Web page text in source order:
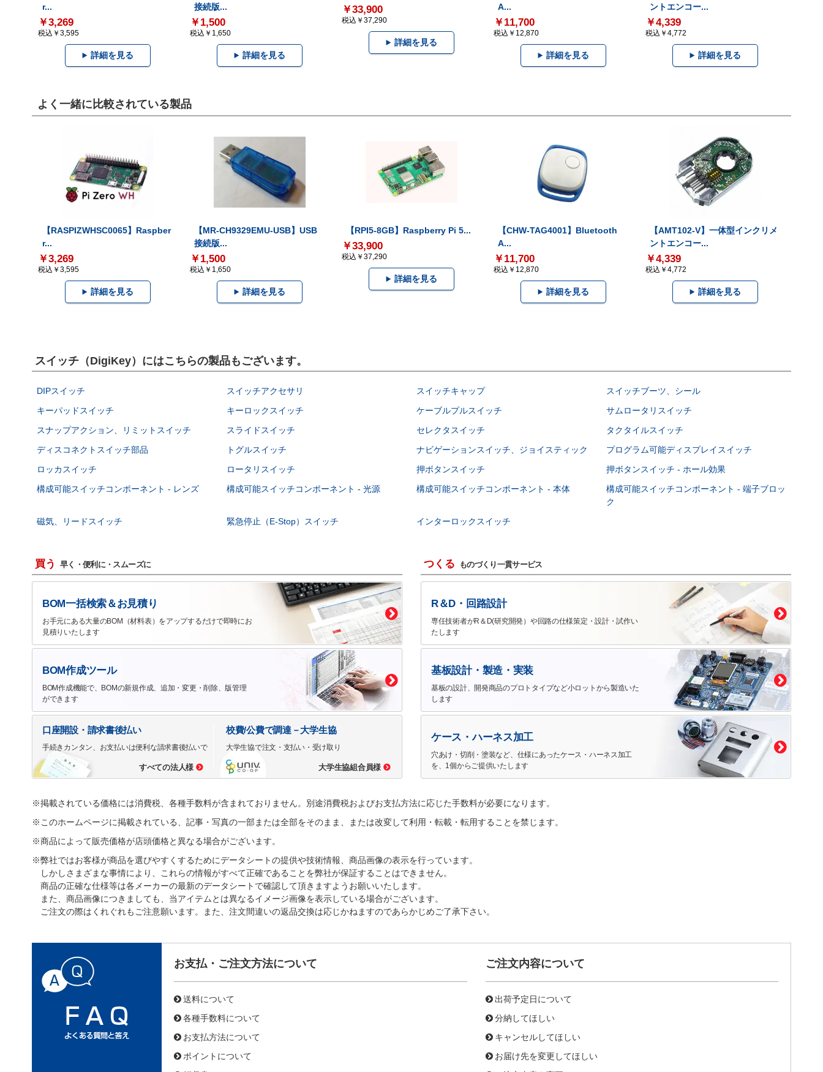
r...
￥3,269
税込￥3,595
詳細を見る
接続版...
￥1,500
税込￥1,650
詳細を見る
￥33,900
税込￥37,290
詳細を見る
A...
￥11,700
税込￥12,870
詳細を見る
ントエンコー...
￥4,339
税込￥4,772
詳細を見る
よく一緒に比較されている製品
【RASPIZWHSC0065】Raspber
r...
￥3,269
税込￥3,595
詳細を見る
【MR-CH9329EMU-USB】USB
接続版...
￥1,500
税込￥1,650
詳細を見る
【RPI5-8GB】Raspberry Pi 5...
￥33,900
税込￥37,290
詳細を見る
【CHW-TAG4001】Bluetooth
A...
￥11,700
税込￥12,870
詳細を見る
【AMT102-V】一体型インクリメ
ントエンコー...
￥4,339
税込￥4,772
詳細を見る
スイッチ（DigiKey）にはこちらの製品もございます。
DIPスイッチ スイッチアクセサリ スイッチキャップ
スイッチブーツ、シール
キーパッドスイッチ
キーロックスイッチ ケーブルプルスイッチ
サムロータリスイッチ
スナップアクション、リミットスイッチ
スライドスイッチ セレクタスイッチ
タクタイルスイッチ
ディスコネクトスイッチ部品
トグルスイッチ ナビゲーションスイッチ、ジョイスティック
プログラム可能ディスプレイスイッチ
ロッカスイッチ
ロータリスイッチ 押ボタンスイッチ
押ボタンスイッチ - ホール効果
構成可能スイッチコンポーネント - レンズ
構成可能スイッチコンポーネント - 光源 構成可能スイッチコンポーネント - 本体
構成可能スイッチコンポーネント - 端子ブロッ
ク
磁気、リードスイッチ
緊急停止（E-Stop）スイッチ インターロックスイッチ
買う 早く・便利に・スムーズに
BOM一括検索＆お見積り
お手元にある大量のBOM（材料表）をアップするだけで即時にお
見積りいたします
BOM作成ツール
BOM作成機能で、BOMの新規作成、追加・変更・削除、版管理
ができます
口座開設・請求書後払い
手続きカンタン、お支払いは便利な請求書後払いで
すべての法人様
校費/公費で調達－大学生協
大学生協で注文・支払い・受け取り
大学生協組合員様
つくる ものづくり一貫サービス
R＆D・回路設計
専任技術者がR＆D(研究開発）や回路の仕様策定・設計・試作い
たします
基板設計・製造・実装
基板の設計、開発商品のプロトタイプなど小ロットから製造いた
します
ケース・ハーネス加工
穴あけ・切削・塗装など、仕様にあったケース・ハーネス加工
を、1個からご提供いたします
※掲載されている価格には消費税、各種手数料が含まれておりません。別途消費税およびお支払方法に応じた手数料が必要になります。
※このホームページに掲載されている、記事・写真の一部または全部をそのまま、または改変して利用・転載・転用することを禁じます。
※商品によって販売価格が店頭価格と異なる場合がございます。
※弊社ではお客様が商品を選びやすくするためにデータシートの提供や技術情報、商品画像の表示を行っています。
しかしさまざまな事情により、これらの情報がすべて正確であることを弊社が保証することはできません。
商品の正確な仕様等は各メーカーの最新のデータシートで確認して頂きますようお願いいたします。
また、商品画像につきましても、当アイテムとは異なるイメージ画像を表示している場合がございます。
ご注文の際はくれぐれもご注意願います。また、注文間違いの返品交換は応じかねますのであらかじめご了承下さい。
お支払・ご注文方法について
送料について
各種手数料について
お支払方法について
ポイントについて
ご注文内容について
出荷予定日について
分納してほしい
キャンセルしてほしい
お届け先を変更してほしい